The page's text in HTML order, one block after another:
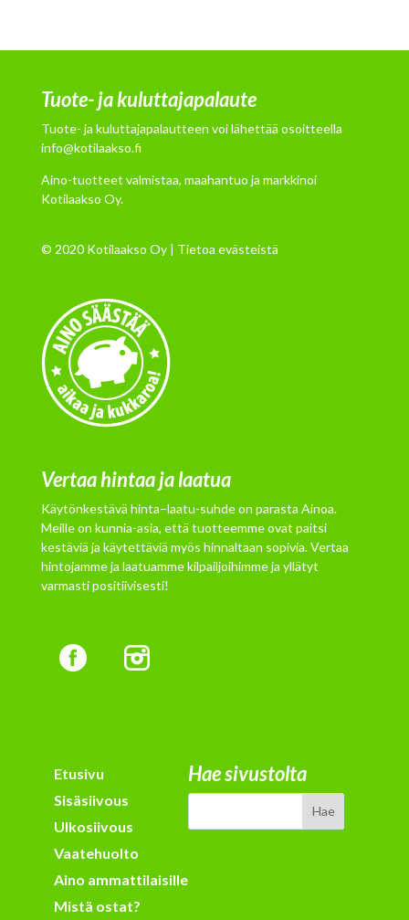
Tuote- ja kuluttajapalaute
Tuote- ja kuluttajapalautteen voi lähettää osoitteella
info@kotilaakso.fi
Aino-tuotteet valmistaa, maahantuo ja markkinoi
Kotilaakso Oy.
© 2020 Kotilaakso Oy | Tietoa evästeistä
Vertaa hintaa ja laatua
Käytönkestävä hinta–laatu-suhde on parasta Ainoa.
Meille on kunnia-asia, että tuotteemme ovat paitsi
kestäviä ja käytettäviä myös hinnaltaan sopivia. Vertaa
hintojamme ja laatuamme kilpailjoihimme ja yllätyt
varmasti positiivisesti!
Etusivu
Sisäsiivous
Ulkosiivous
Vaatehuolto
Aino ammattilaisille
Mistä ostat?
Hae sivustolta